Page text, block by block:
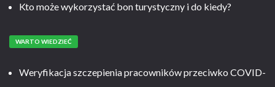
Kto może wykorzystać bon turystyczny i do kiedy?
WARTO WIEDZIEĆ
Weryfikacja szczepienia pracowników przeciwko COVID-